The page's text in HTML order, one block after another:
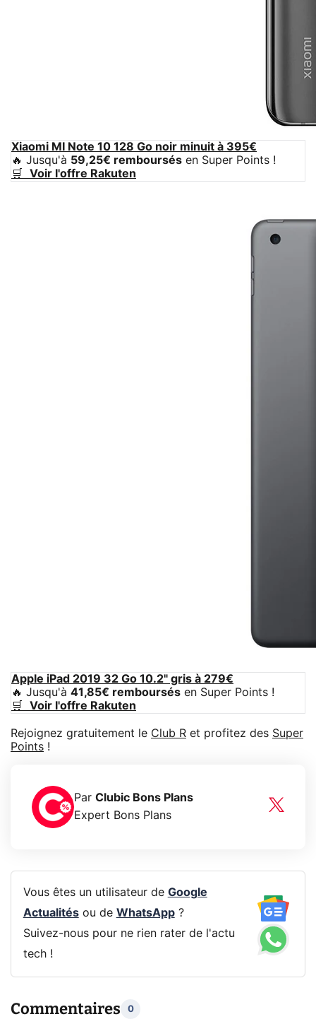
Xiaomi MI Note 10 128 Go noir minuit à 395€
🔥 Jusqu'à 59,25€ remboursés en Super Points !
🛒 Voir l'offre Rakuten
Apple iPad 2019 32 Go 10.2" gris à 279€
🔥 Jusqu'à 41,85€ remboursés en Super Points !
🛒 Voir l'offre Rakuten
Rejoignez gratuitement le Club R et profitez des Super
Points !
Par Clubic Bons Plans
Expert Bons Plans
Vous êtes un utilisateur de Google
Actualitésou de WhatsApp?
Suivez-nous pour ne rien rater de l'actu
tech !
Commentaires 0